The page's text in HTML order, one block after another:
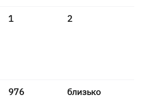
1 2
976 близько